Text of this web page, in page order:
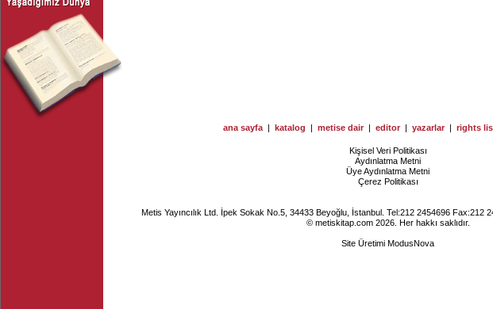
ana sayfa | katalog | metise dair | editor | yazarlar | rights
Kişisel Veri Politikası
Aydınlatma Metni
Üye Aydınlatma Metni
Çerez Politikası
Metis Yayıncılık Ltd. İpek Sokak No.5, 34433 Beyoğlu, İstanbul. Tel:212 2454696 Fax:212
© metiskitap.com 2026. Her hakkı saklıdır.
Site Üretimi ModusNova